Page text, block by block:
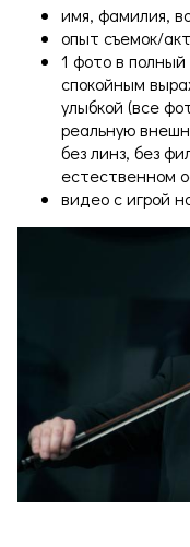
имя, фамилия,
опыт съемок/
1 фото в
спокойным
улыбкой (все
реальную
без линз, без
естественном
видео с игрой